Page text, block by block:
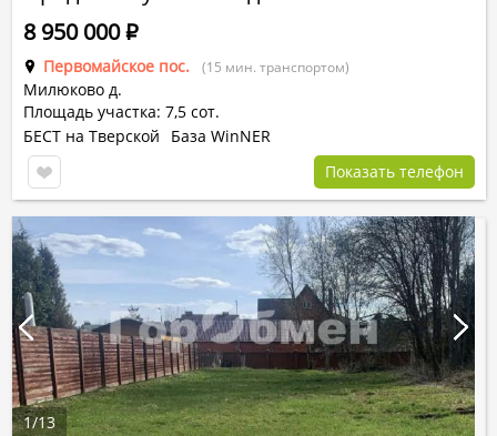
Первомайское пос. (15 мин. транспортом)
Милюково д.
Площадь участка: 7,5 сот.
8 950 000Р
БЕСТ на Тверской
База WinNER
Показать телефон
1/13